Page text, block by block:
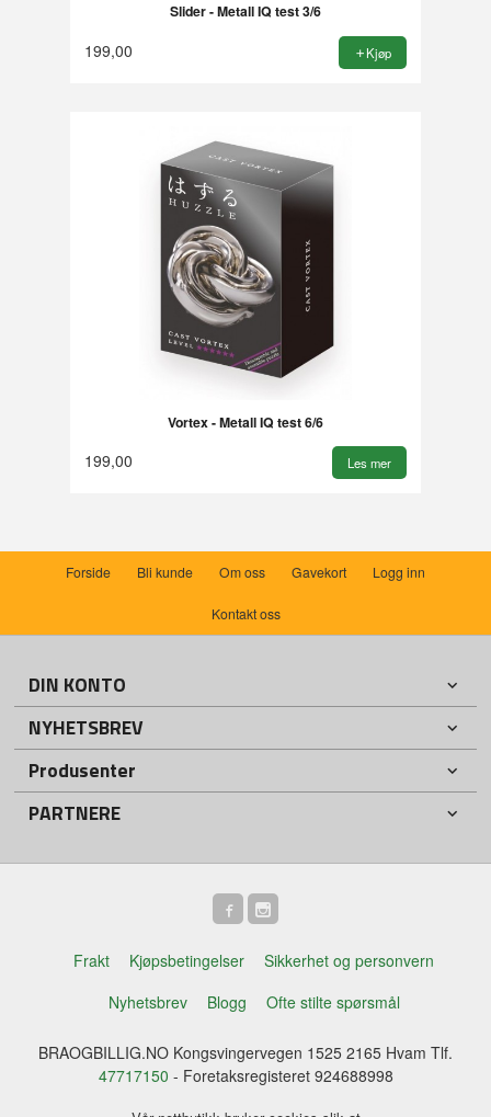
Slider - Metall IQ test 3/6
199,00 Kjøp
Vortex - Metall IQ test 6/6
199,00 Les mer
Forside Bli kunde Om oss Gavekort Logg inn
Kontakt oss
DIN KONTO
NYHETSBREV
Produsenter
PARTNERE
Frakt Kjøpsbetingelser
Sikkerhet og personvern
Nyhetsbrev
Blogg Ofte stilte spørsmål
BRAOGBILLIG.NO Kongsvingervegen 1525 2165 Hvam Tlf.
47717150 - Foretaksregisteret 924688998